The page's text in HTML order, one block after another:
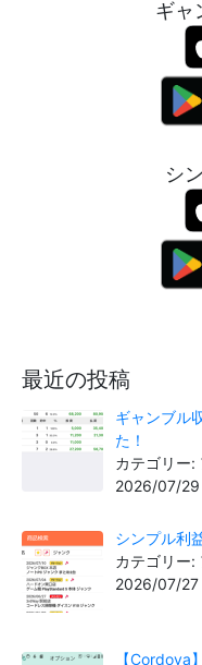
ギャ
シ
最近の投稿
ギャンブル
た！
カテゴリー:
2026/07/29
シンプル利
カテゴリー:
2026/07/27
【Cordova